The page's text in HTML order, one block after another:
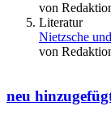
von
Literatur
Nietzsche
von
neu